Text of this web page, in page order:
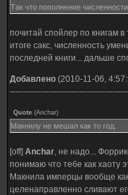
Так что пополнение
почитай спойлер по книгам
итоге сакс, численность
последней книги... дальше
Добавлено (2010-11-06,
Quote (Anchar)
Макнилу не мешал как то год.
[off] Anchar, не надо...
понимаю что тебе как хаоту
Макнила имперцы вообще
целенаправленно сливают